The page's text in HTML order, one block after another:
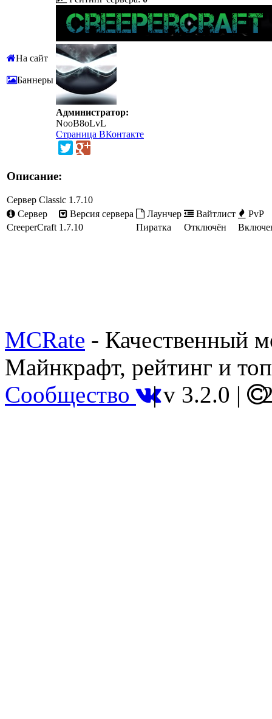
На сайт
Баннеры
Администратор:
NooB8oLvL
Страница ВКонтакте
Описание:
Сервер Classic 1.7.10
Сервер
Версия сервера Лаунчер Вайтлист
PvP
CreeperCraft 1.7.10 Пиратка Отключён
MCRate - Качественный
Майнкрафт, рейтинг и
Сообщество |v 3.2.0 |